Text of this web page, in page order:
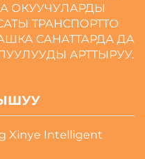
ОКУУЧУЛАРДЫ
ТРАНСПОРТТО
САНАТТАРДА ДА
АРТТЫРУУ.
Xinye Intelligent